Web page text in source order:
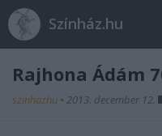
Színház.hu
Rajhona Ádám
szinhazhu • 2013. december 12.